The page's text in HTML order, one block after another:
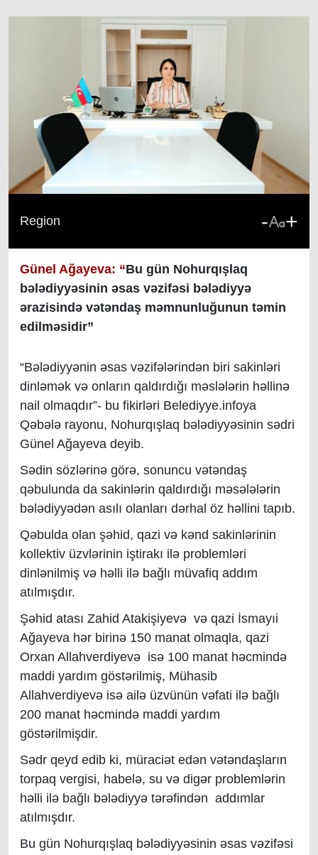
Region - +
Günel Ağayeva: “Bu gün Nohurqışlaq
bələdiyyəsinin əsas vəzifəsi bələdiyyə
ərazisində vətəndaş məmnunluğunun təmin
edilməsidir”
“Bələdiyyənin əsas vəzifələrindən biri sakinləri
dinləmək və onların qaldırdığı məslələrin həllinə
nail olmaqdır”- bu fikirləri Belediyye.infoya
Qəbələ rayonu, Nohurqışlaq bələdiyyəsinin sədri
Günel Ağayeva deyib.
Sədin sözlərinə görə, sonuncu vətəndaş
qəbulunda da sakinlərin qaldırdığı məsələlərin
bələdiyyədən asılı olanları dərhal öz həllini tapıb.
Qəbulda olan şəhid, qazi və kənd sakinlərinin
kollektiv üzvlərinin iştirakı ilə problemləri
dinlənilmiş və həlli ilə bağlı müvafiq addım
atılmışdır.
Şəhid atası Zahid Atakişiyevə və qazi İsmayıi
Ağayeva hər birinə 150 manat olmaqla, qazi
Orxan Allahverdiyevə isə 100 manat həcmində
maddi yardım göstərilmiş, Mühasib
Allahverdiyevə isə ailə üzvünün vəfati ilə bağlı
200 manat həcmində maddi yardım
göstərilmişdir.
Sədr qeyd edib ki, müraciət edən vətəndaşların
torpaq vergisi, habelə, su və digər problemlərin
həlli ilə bağlı bələdiyyə tərəfindən addımlar
atılmışdır.
Bu gün Nohurqışlaq bələdiyyəsinin əsas vəzifəsi